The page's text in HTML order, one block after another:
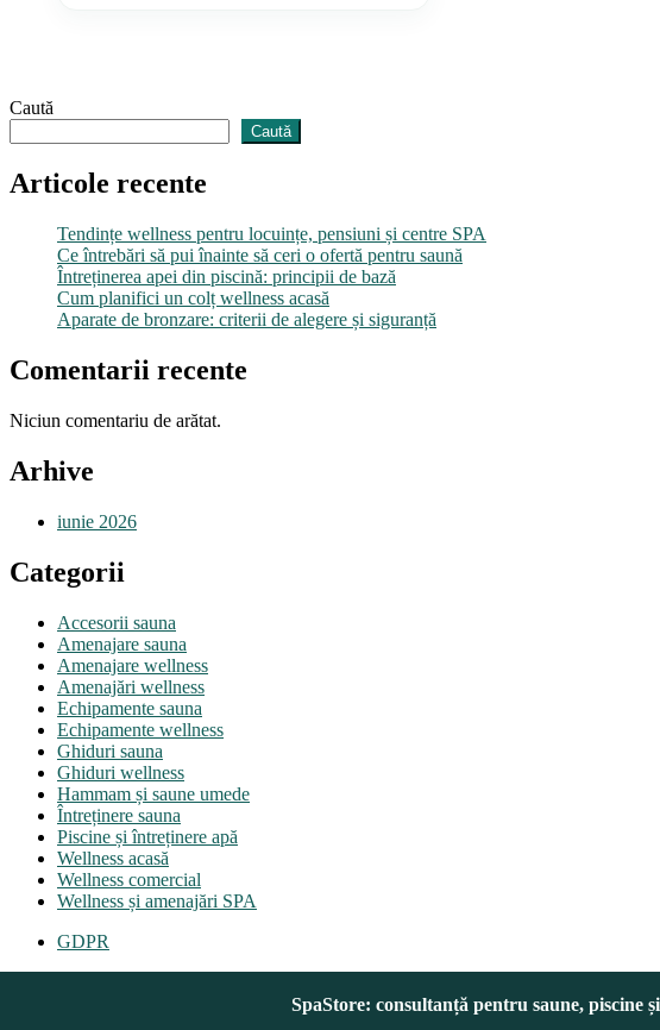
Caută
Caută
Articole recente
Tendințe wellness pentru locuințe, pensiuni și centre SPA
Ce întrebări să pui înainte să ceri o ofertă pentru saună
Întreținerea apei din piscină: principii de bază
Cum planifici un colț wellness acasă
Aparate de bronzare: criterii de alegere și siguranță
Comentarii recente
Niciun comentariu de arătat.
Arhive
iunie 2026
Categorii
Accesorii sauna
Amenajare sauna
Amenajare wellness
Amenajări wellness
Echipamente sauna
Echipamente wellness
Ghiduri sauna
Ghiduri wellness
Hammam și saune umede
Întreținere sauna
Piscine și întreținere apă
Wellness acasă
Wellness comercial
Wellness și amenajări SPA
GDPR